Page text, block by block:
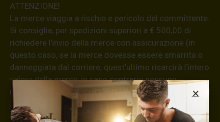
ATTENZIONE!
La merce viaggia a rischio e pericolo del committente.
Si consiglia, per spedizioni superiori a € 500,00 di
richiedere l’invio della merce con assicurazione (in
questo caso, se la merce dovesse essere smarrita o
danneggiata dal corriere, quest’ultimo risarcirà l’intero
valore della merce, in caso contrario nessuno
rimborserà il destinatario) con un costo aggiuntivo del
3,5% sul valore totale del carrello, da richiedere prima
di concludere il pagamento al seguente indirizzo: